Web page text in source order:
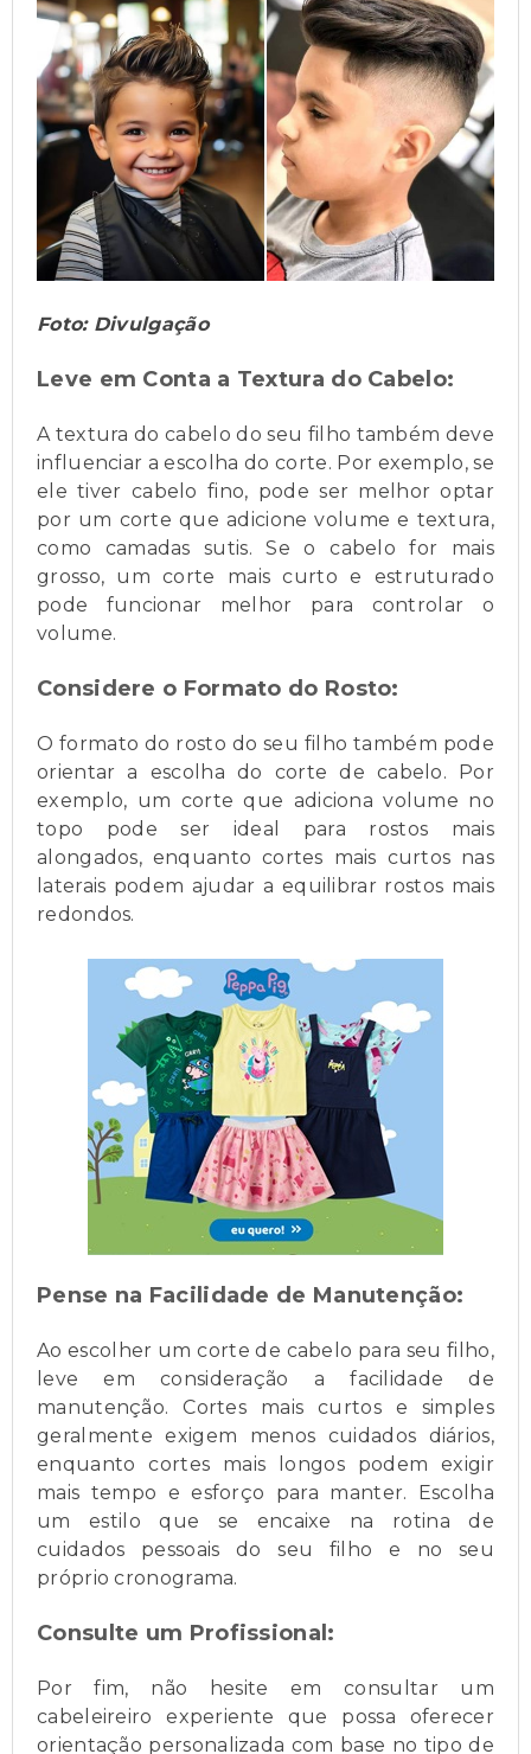
Foto: Divulgação
Leve em Conta a Textura do Cabelo:
A textura do cabelo do seu filho também deve
influenciar a escolha do corte. Por exemplo, se
ele tiver cabelo fino, pode ser melhor optar
por um corte que adicione volume e textura,
como camadas sutis. Se o cabelo for mais
grosso, um corte mais curto e estruturado
pode funcionar melhor para controlar o
volume.
Considere o Formato do Rosto:
O formato do rosto do seu filho também pode
orientar a escolha do corte de cabelo. Por
exemplo, um corte que adiciona volume no
topo pode ser ideal para rostos mais
alongados, enquanto cortes mais curtos nas
laterais podem ajudar a equilibrar rostos mais
redondos.
Pense na Facilidade de Manutenção:
Ao escolher um corte de cabelo para seu filho,
leve em consideração a facilidade de
manutenção. Cortes mais curtos e simples
geralmente exigem menos cuidados diários,
enquanto cortes mais longos podem exigir
mais tempo e esforço para manter. Escolha
um estilo que se encaixe na rotina de
cuidados pessoais do seu filho e no seu
próprio cronograma.
Consulte um Profissional:
Por fim, não hesite em consultar um
cabeleireiro experiente que possa oferecer
orientação personalizada com base no tipo de